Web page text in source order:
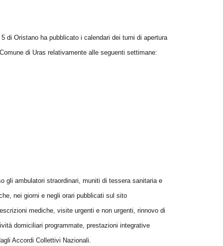
di Oristano ha pubblicato i calendari dei turni di apertura
di Uras relativamente alle seguenti settimane:
gli ambulatori straordinari, muniti di tessera sanitaria e
nei giorni e negli orari pubblicati sul sito
mediche, visite urgenti e non urgenti, rinnovo di
domiciliari programmate, prestazioni integrative
Accordi Collettivi Nazionali.